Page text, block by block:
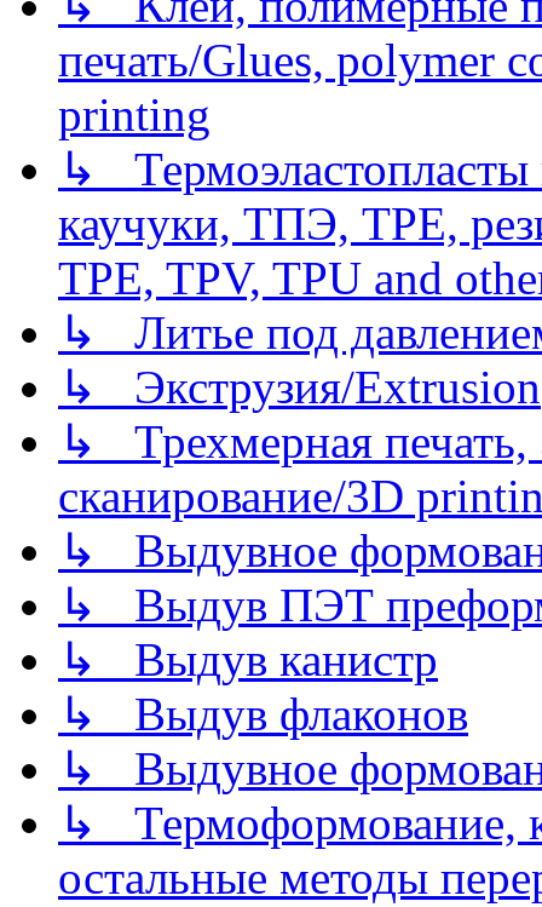
печать/Glues, polymer
printing
↳
каучуки, ТПЭ, TPE,
TPE, TPV, TPU and
↳ Литье под
↳ Экструзия/Extrusion
↳ Трехмерная
сканирование/3D
↳ Выдувное
↳ Выдув ПЭТ
↳ Выдув канистр
↳ Выдув флаконов
↳ Выдувное
↳ Термоформование,
остальные методы